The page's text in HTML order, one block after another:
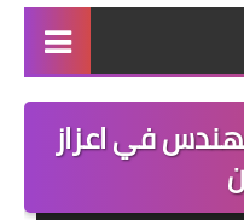
عمل داخل سوريا
في اعزاز